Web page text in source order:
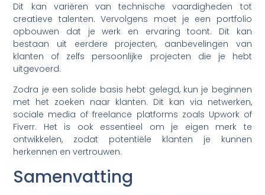
Dit kan variëren van technische vaardigheden tot
creatieve talenten. Vervolgens moet je een portfolio
opbouwen dat je werk en ervaring toont. Dit kan
bestaan uit eerdere projecten, aanbevelingen van
klanten of zelfs persoonlijke projecten die je hebt
uitgevoerd.
Zodra je een solide basis hebt gelegd, kun je beginnen
met het zoeken naar klanten. Dit kan via netwerken,
sociale media of freelance platforms zoals Upwork of
Fiverr. Het is ook essentieel om je eigen merk te
ontwikkelen, zodat potentiële klanten je kunnen
herkennen en vertrouwen.
Samenvatting